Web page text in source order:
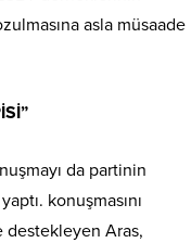
asla müsaade
da partinin
konuşmasını
destekleyen Aras,